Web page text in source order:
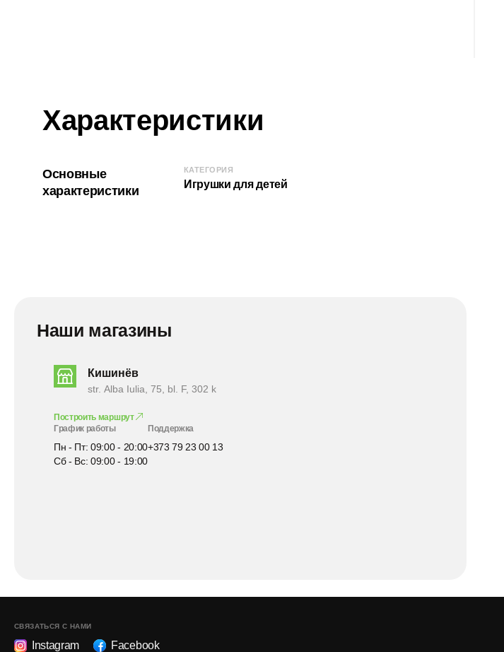
Характеристики
Основные
характеристики
КАТЕГОРИЯ
Игрушки для детей
Наши магазины
Кишинёв
str. Alba Iulia, 75, bl. F, 302 k
Построить маршрут
График работы
Пн - Пт: 09:00 - 20:00
Сб - Вс: 09:00 - 19:00
Поддержка
+373 79 23 00 13
СВЯЗАТЬСЯ С НАМИ
Instagram Facebook